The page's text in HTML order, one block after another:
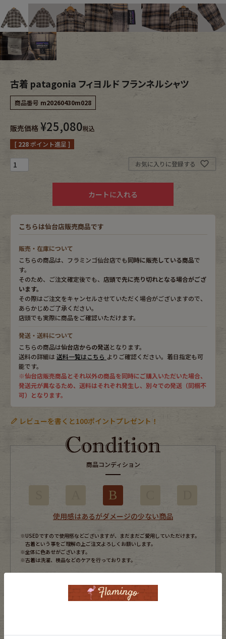
Bottoms Fafatt
レディース商品カテゴリーから探す
Tops Bottoms
Outer
小物・アクセサリーから探す
Cap
Bag
Accessory
Belt antique goods
Keyring vintage bicycle
古着 patagonia フィヨルド フランネルシャツ
商品番号 m20260430m028
販売価格 ¥25,080税込
[ 228ポイント進呈 ]
お気に入りに登録する
カートに入れる
こちらは仙台店販売商品です
販売・在庫について
こちらの商品は、フラミンゴ仙台店でも同時に販売している商品で
す。
そのため、ご注文確定後でも、 店頭で先に売り切れとなる場合がござ
います。
その際はご注文をキャンセルさせていただく場合がございますので、
あらかじめご了承ください。
店頭でも実際に商品をご確認いただけます。
発送・送料について
こちらの商品は仙台店からの発送となります。
送料の詳細は 送料一覧はこちら よりご確認ください。着日指定も可
能です。
※仙台店販売商品とそれ以外の商品を同時にご購入いただいた場合、
発送元が異なるため、送料はそれぞれ発生し、別々での発送（同梱不
可）となります。
レビューを書くと100ポイントプレゼント！
商品コンディション
B
使用感はあるがダメージの少ない商品
※USEDですので使用感などございますが、まだまだご愛用していただけます。
古着という事をご理解の上ご注文よろしくお願いします。
※全体に色あせがございます。
※古着は洗濯、検品などのケアを行っております。
ブランド
patagonia/パタゴニア